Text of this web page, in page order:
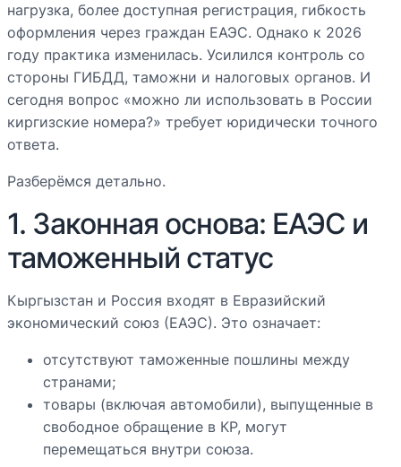
нагрузка, более доступная регистрация, гибкость
оформления через граждан ЕАЭС. Однако к 2026
году практика изменилась. Усилился контроль со
стороны ГИБДД, таможни и налоговых органов. И
сегодня вопрос «можно ли использовать в России
киргизские номера?» требует юридически точного
ответа.
Разберёмся детально.
1. Законная основа: ЕАЭС и
таможенный статус
Кыргызстан и Россия входят в Евразийский
экономический союз (ЕАЭС). Это означает:
отсутствуют таможенные пошлины между
странами;
товары (включая автомобили), выпущенные в
свободное обращение в КР, могут
перемещаться внутри союза.